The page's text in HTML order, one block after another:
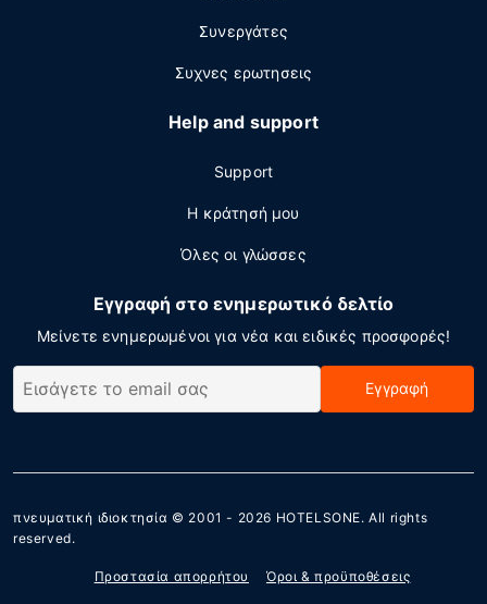
Συνεργάτες
Συχνες ερωτησεις
Help and support
Support
Η κράτησή μου
Όλες οι γλώσσες
Εγγραφή στο ενημερωτικό δελτίο
Μείνετε ενημερωμένοι για νέα και ειδικές προσφορές!
Εγγραφή
πνευματική ιδιοκτησία © 2001 - 2026 HOTELSONE. All rights
reserved.
Προστασία απορρήτου Όροι & προϋποθέσεις